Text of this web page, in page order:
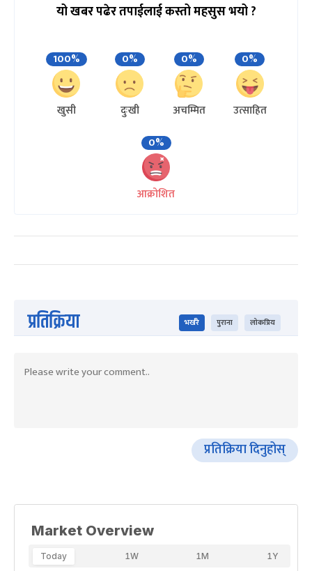
यो खबर पढेर तपाईलाई कस्तो महसुस भयो ?
100%
खुसी
0%
दुःखी
0%
अचम्मित
0%
उत्साहित
0%
आक्रोशित
प्रतिक्रिया भर्खरै पुराना लोकप्रिय
प्रतिक्रिया दिनुहोस्